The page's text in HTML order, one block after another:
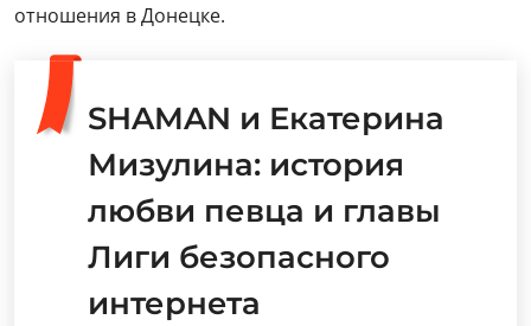
отношения в Донецке.
SHAMAN и Екатерина
Мизулина: история
любви певца и главы
Лиги безопасного
интернета